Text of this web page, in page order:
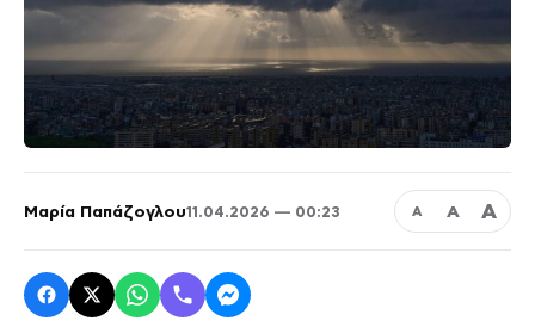
Μαρία Παπάζογλου11.04.2026 — 00:23 Α Α Α